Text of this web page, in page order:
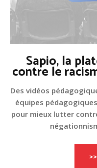
Sapio, la
contre le
Des vidéos
équipes
pour mieux lutter